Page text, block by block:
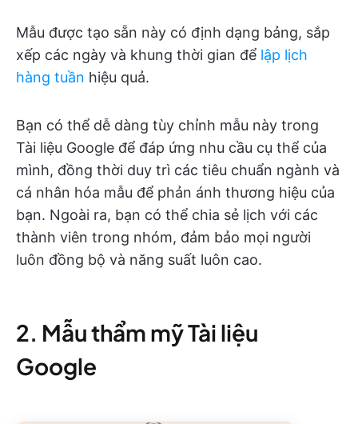
Mẫu được tạo sẵn này có định dạng bảng, sắp
xếp các ngày và khung thời gian để lập lịch
hàng tuần hiệu quả.
Bạn có thể dễ dàng tùy chỉnh mẫu này trong
Tài liệu Google để đáp ứng nhu cầu cụ thể của
mình, đồng thời duy trì các tiêu chuẩn ngành và
cá nhân hóa mẫu để phản ánh thương hiệu của
bạn. Ngoài ra, bạn có thể chia sẻ lịch với các
thành viên trong nhóm, đảm bảo mọi người
luôn đồng bộ và năng suất luôn cao.
2. Mẫu thẩm mỹ Tài liệu
Google